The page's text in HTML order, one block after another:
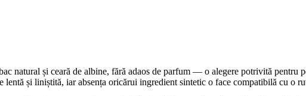
natural și ceară de albine, fără adaos de parfum — o alegere potrivită pentru
lentă și liniștită, iar absența oricărui ingredient sintetic o face compatibilă cu o